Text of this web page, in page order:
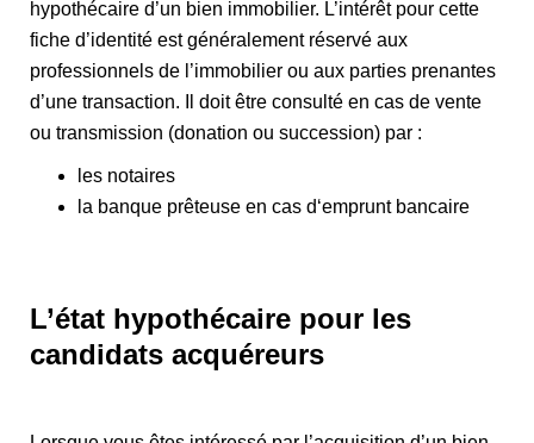
hypothécaire d’un bien immobilier. L’intérêt pour cette
fiche d’identité est généralement réservé aux
professionnels de l’immobilier ou aux parties prenantes
d’une transaction. Il doit être consulté en cas de vente
ou transmission (donation ou succession) par :
les notaires
la banque prêteuse en cas d‘emprunt bancaire
L’état hypothécaire pour les
candidats acquéreurs